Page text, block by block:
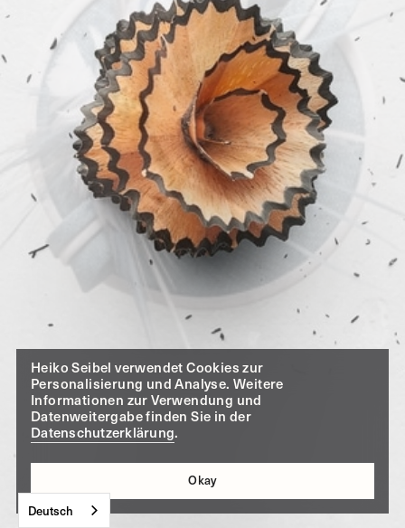
Heiko Seibel verwendet Cookies zur
Personalisierung und Analyse. Weitere
Informationen zur Verwendung und
Datenweitergabe finden Sie in der
Datenschutzerklärung.
Okay
Deutsch